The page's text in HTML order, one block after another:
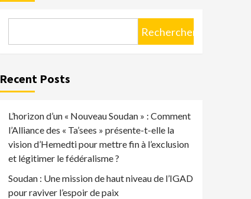
Rechercher
Recent Posts
L’horizon d’un « Nouveau Soudan » : Comment
l’Alliance des « Ta’sees » présente-t-elle la
vision d’Hemedti pour mettre fin à l’exclusion
et légitimer le fédéralisme ?
Soudan : Une mission de haut niveau de l’IGAD
pour raviver l’espoir de paix